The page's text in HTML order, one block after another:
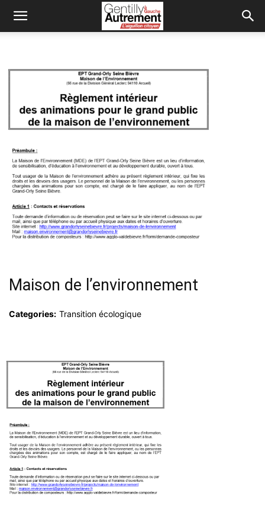
Maison de l’environnement
Categories: Transition écologique